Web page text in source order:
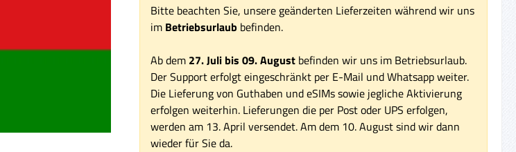
Bitte beachten Sie, unsere geänderten Lieferzeiten während wir uns
im Betriebsurlaub befinden.
Ab dem 27. Juli bis 09. Augustbefinden wir uns im Betriebsurlaub.
Der Support erfolgt eingeschränkt per E-Mail und Whatsapp weiter.
Die Lieferung von Guthaben und eSIMs sowie jegliche Aktivierung
erfolgen weiterhin. Lieferungen die per Post oder UPS erfolgen,
werden am 13. April versendet. Am dem 10. August sind wir dann
wieder für Sie da.